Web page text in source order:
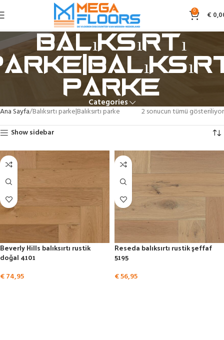
0 €
Balıksırtı
parke
Categories
Ana Sayfa Balıksırtı parke|Balıksırtı parke
2 sonucun tümü gösteriliyor
Show sidebar
Beverly Hills balıksırtı rustik
doğal 4101
€74,95
Reseda balıksırtı rustik şeffaf
5195
€56,95